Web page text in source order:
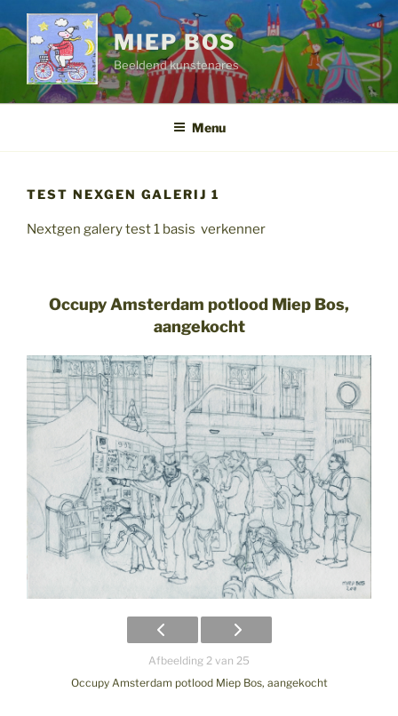
naar
de
inhoud
MIEP BOS
Beeldend kunstenares
Menu
TEST NEXGEN GALERIJ 1
Nextgen galery test 1 basis verkenner
Occupy Amsterdam potlood Miep Bos,
aangekocht
Afbeelding 2 van 25
Occupy Amsterdam potlood Miep Bos, aangekocht